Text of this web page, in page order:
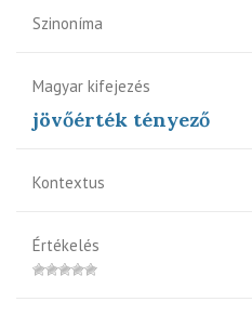
Szinoníma
Magyar kifejezés
jövőérték tényező
Kontextus
Értékelés